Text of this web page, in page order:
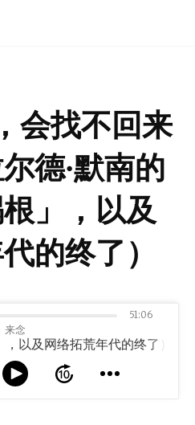
会找不回来
德·默南的
根」，以及
的终了）
来念
以及网络拓荒年代的终了）
51:06